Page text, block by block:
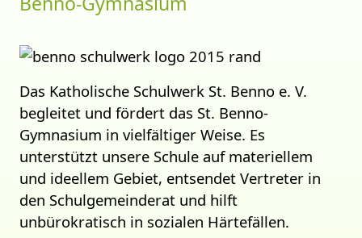
Das Katholische Schulwerk St. Benno e. V.
begleitet und fördert das St. Benno-
Gymnasium in vielfältiger Weise. Es
unterstützt unsere Schule auf materiellem
und ideellem Gebiet, entsendet Vertreter in
den Schulgemeinderat und hilft
unbürokratisch in sozialen Härtefällen.